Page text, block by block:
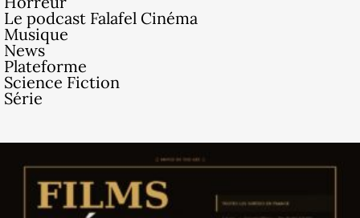
Le podcast Falafel Cinéma
Musique
News
Plateforme
Science Fiction
Série